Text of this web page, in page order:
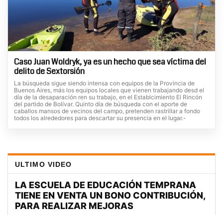
Caso Juan Woldryk, ya es un hecho que sea víctima del
delito de Sextorsión
La búsqueda sigue siendo intensa con equipos de la Provincia de
Buenos Aires, más los equipos locales que vienen trabajando desd el
día de la desaparación ren su trabajo, en el Establcimiento El Rincón
del partido de Bolívar. Quinto día de búsqueda con el aporte de
caballos mansos de vecinos del campo, pretenden rastrillar a fondo
todos los alrededores para descartar su presencia en el lugar.-
ULTIMO VIDEO